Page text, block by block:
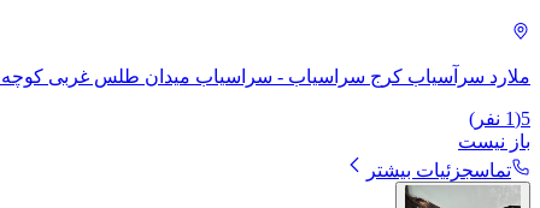
ملارد سرآسیاب کرج سراسیاب - سراسیاب میدان طلس غربی
5
(
1 نفر)
باز نیست
تماسجزئیات بیشتر